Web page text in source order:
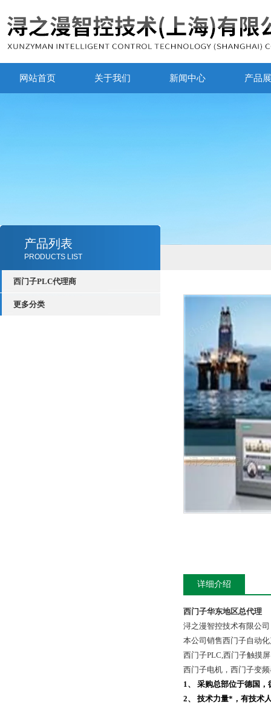
网站首页 关于我们 新闻中心 产品
产品列表
PRODUCTS LIST
西门子PLC代理商
更多分类
详细介绍
西门子华东地区总代理
浔之漫智控技术有限公
本公司销售西门子自动
西门子PLC,西门子触摸
西门子电机，西门子变
1、
采购总部位于德国，
2、
技术力量*，有技术